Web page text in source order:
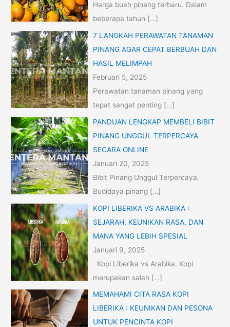
Harga buah pinang terbaru. Dalam
beberapa tahun […]
7 LANGKAH PERAWATAN TANAMAN
PINANG AGAR CEPAT BERBUAH DAN
HASIL MELIMPAH
Februari 5, 2025
Perawatan tanaman pinang yang
tepat sangat penting […]
PANDUAN LENGKAP MEMBELI BIBIT
PINANG UNGGUL TERPERCAYA
SECARA ONLINE
Januari 20, 2025
Bibit Pinang Unggul Terpercaya.
Budidaya pinang […]
KOPI LIBERIKA VS ARABIKA :
SEJARAH, KEUNIKAN RASA, DAN
MANA YANG LEBIH SPESIAL
Januari 9, 2025
Kopi Liberika vs Arabika. Kopi
merupakan salah […]
MEMAHAMI CITA RASA KOPI
LIBERIKA : KEUNIKAN DAN PESONA
UNTUK PENCINTA KOPI